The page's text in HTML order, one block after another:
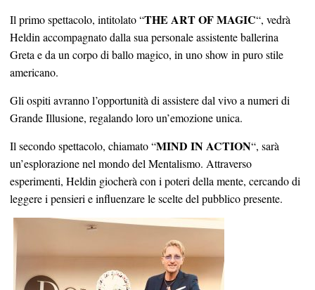
Il primo spettacolo, intitolato “THE ART OF MAGIC“, vedrà
Heldin accompagnato dalla sua personale assistente ballerina
Greta e da un corpo di ballo magico, in uno show in puro stile
americano.
Gli ospiti avranno l’opportunità di assistere dal vivo a numeri di
Grande Illusione, regalando loro un’emozione unica.
Il secondo spettacolo, chiamato “MIND IN ACTION“, sarà
un’esplorazione nel mondo del Mentalismo. Attraverso
esperimenti, Heldin giocherà con i poteri della mente, cercando di
leggere i pensieri e influenzare le scelte del pubblico presente.